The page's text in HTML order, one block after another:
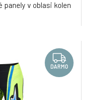
panely v oblasi kolen
DARMO